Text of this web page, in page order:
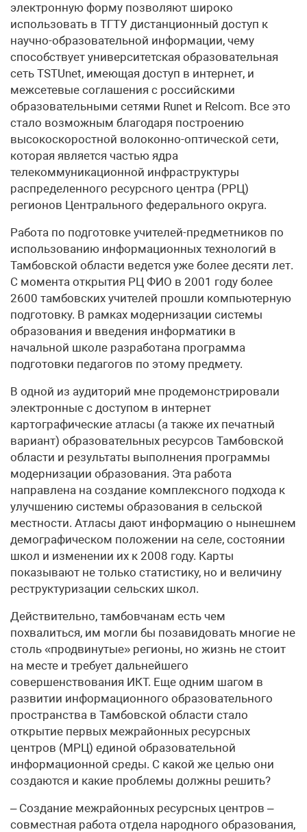
электронную форму позволяют широко
использовать в ТГТУ дистанционный доступ к
научно-образовательной информации, чему
способствует университетская образовательная
сеть TSTUnet, имеющая доступ в интернет, и
межсетевые соглашения с российскими
образовательными сетями Runet и Relcom. Все это
стало возможным благодаря построению
высокоскоростной волоконно-оптической сети,
которая является частью ядра
телекоммуникационной инфраструктуры
распределенного ресурсного центра (РРЦ)
регионов Центрального федерального округа.
Работа по подготовке учителей-предметников по
использованию информационных технологий в
Тамбовской области ведется уже более десяти лет.
С момента открытия РЦ ФИО в 2001 году более
2600 тамбовских учителей прошли компьютерную
подготовку. В рамках модернизации системы
образования и введения информатики в
начальной школе разработана программа
подготовки педагогов по этому предмету.
В одной из аудиторий мне продемонстрировали
электронные с доступом в интернет
картографические атласы (а также их печатный
вариант) образовательных ресурсов Тамбовской
области и результаты выполнения программы
модернизации образования. Эта работа
направлена на создание комплексного подхода к
улучшению системы образования в сельской
местности. Атласы дают информацию о нынешнем
демографическом положении на селе, состоянии
школ и изменении их к 2008 году. Карты
показывают не только статистику, но и величину
реструктуризации сельских школ.
Действительно, тамбовчанам есть чем
похвалиться, им могли бы позавидовать многие не
столь «продвинутые» регионы, но жизнь не стоит
на месте и требует дальнейшего
совершенствования ИКТ. Еще одним шагом в
развитии информационного образовательного
пространства в Тамбовской области стало
открытие первых межрайонных ресурсных
центров (МРЦ) единой образовательной
информационной среды. С какой же целью они
создаются и какие проблемы должны решить?
– Создание межрайонных ресурсных центров –
совместная работа отдела народного образования,